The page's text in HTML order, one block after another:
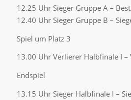
12.25 Uhr Sieger Gruppe A –
12.40 Uhr Sieger Gruppe B –
Spiel um Platz 3
13.00 Uhr Verlierer Halbfinale I –
Endspiel
13.15 Uhr Sieger Halbfinale I –